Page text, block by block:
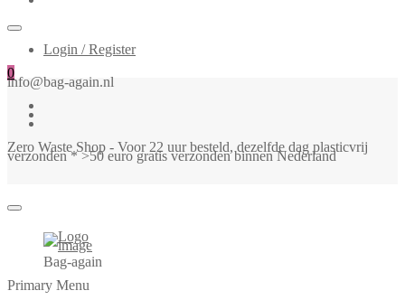
Login / Register
0
info@bag-again.nl
Zero Waste Shop - Voor 22 uur besteld, dezelfde dag plasticvrij
verzonden * >50 euro gratis verzonden binnen Nederland
Bag-again
Primary Menu